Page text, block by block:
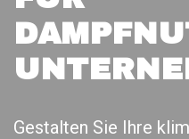
Gestalten Sie Ihre